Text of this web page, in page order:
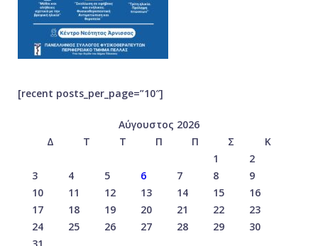
[recent posts_per_page=”10″]
Αύγουστος 2026
Δ
Τ Τ Π Π Σ
Κ
1
2
3
4 5 6 7 8
9
10
11 12 13 14 15
16
17
18 19 20 21 22
23
24
25 26 27 28 29
30
31